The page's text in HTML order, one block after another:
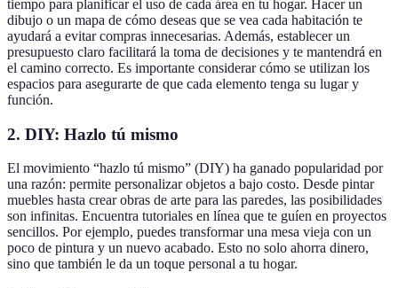
tiempo para planificar el uso de cada área en tu hogar. Hacer un
dibujo o un mapa de cómo deseas que se vea cada habitación te
ayudará a evitar compras innecesarias. Además, establecer un
presupuesto claro facilitará la toma de decisiones y te mantendrá en
el camino correcto. Es importante considerar cómo se utilizan los
espacios para asegurarte de que cada elemento tenga su lugar y
función.
2. DIY: Hazlo tú mismo
El movimiento “hazlo tú mismo” (DIY) ha ganado popularidad por
una razón: permite personalizar objetos a bajo costo. Desde pintar
muebles hasta crear obras de arte para las paredes, las posibilidades
son infinitas. Encuentra tutoriales en línea que te guíen en proyectos
sencillos. Por ejemplo, puedes transformar una mesa vieja con un
poco de pintura y un nuevo acabado. Esto no solo ahorra dinero,
sino que también le da un toque personal a tu hogar.